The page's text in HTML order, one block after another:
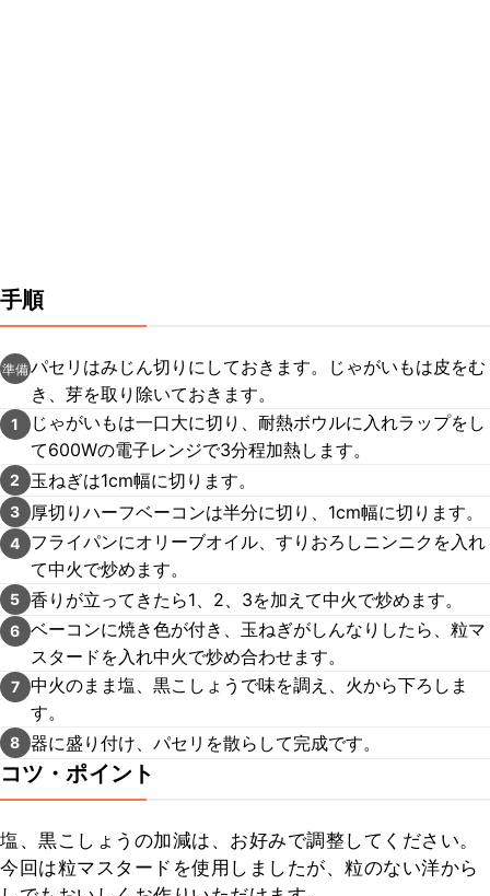
手順
準備パセリはみじん切りにしておきます。じゃがいもは皮をむ
き、芽を取り除いておきます。
1
じゃがいもは一口大に切り、耐熱ボウルに入れラップをし
て600Wの電子レンジで3分程加熱します。
2 玉ねぎは1cm幅に切ります。
3 厚切りハーフベーコンは半分に切り、1cm幅に切ります。
4
フライパンにオリーブオイル、すりおろしニンニクを入れ
て中火で炒めます。
5 香りが立ってきたら1、2、3を加えて中火で炒めます。
6 ベーコンに焼き色が付き、玉ねぎがしんなりしたら、粒マ
スタードを入れ中火で炒め合わせます。
7 中火のまま塩、黒こしょうで味を調え、火から下ろしま
す。
8 器に盛り付け、パセリを散らして完成です。
コツ・ポイント
塩、黒こしょうの加減は、お好みで調整してください。
今回は粒マスタードを使用しましたが、粒のない洋から